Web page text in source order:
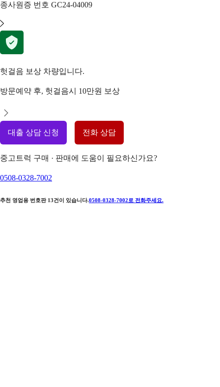
종사원증 번호 GC24-04009
헛걸음 보상 차량입니다.
방문예약 후, 헛걸음시 10만원 보상
대출 상담 신청 전화 상담
중고트럭 구매 · 판매에 도움이 필요하신가요?
0508-0328-7002
추천 영업용 번호판 13건이 있습니다.0508-0328-7002 로 전화주세요.